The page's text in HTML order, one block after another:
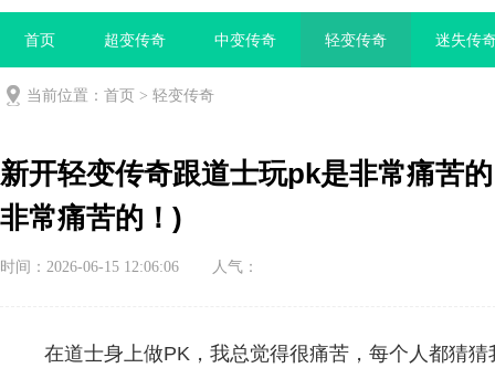
首页 超变传奇 中变传奇 轻变传奇 迷失传
当前位置： 首页 > 轻变传奇
新开轻变传奇跟道士玩pk是非常痛苦
非常痛苦的！)
时间：2026-06-15 12:06:06 人气：
在道士身上做PK，我总觉得很痛苦，每个人都猜猜